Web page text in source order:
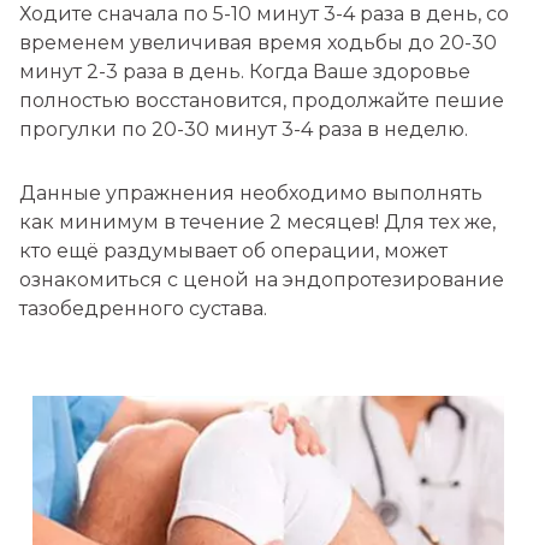
Ходите сначала по 5-10 минут 3-4 раза в день, со
временем увеличивая время ходьбы до 20-30
минут 2-3 раза в день. Когда Ваше здоровье
полностью восстановится, продолжайте пешие
прогулки по 20-30 минут 3-4 раза в неделю.
Данные упражнения необходимо выполнять
как минимум в течение 2 месяцев! Для тех же,
кто ещё раздумывает об операции, может
ознакомиться с ценой на эндопротезирование
тазобедренного сустава.